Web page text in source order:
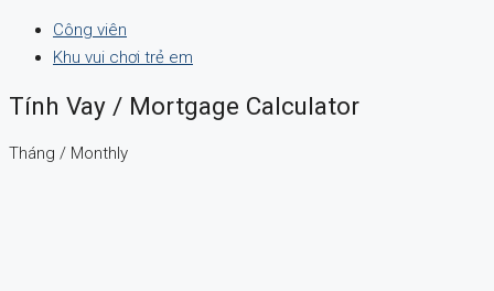
Công viên
Khu vui chơi trẻ em
Tính Vay / Mortgage Calculator
Tháng / Monthly